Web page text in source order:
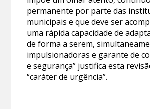
permanente por parte das
municipais e que deve ser
uma rápida capacidade de
de forma a serem,
impulsionadoras e garante de
e segurança” justifica esta
“caráter de urgência”.